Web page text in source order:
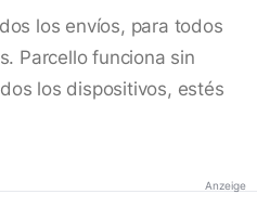
los envíos, para todos
Parcello funciona sin
los dispositivos, estés
Anzeige